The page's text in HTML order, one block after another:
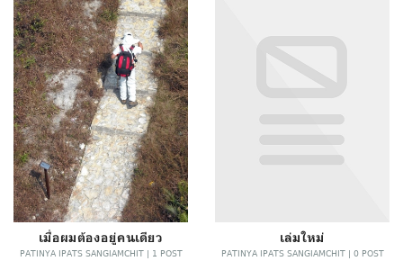
เมื่อผมต้องอยู่คนเดียว
PATINYA IPATS SANGIAMCHIT | 1 POST
เล่มใหม่
PATINYA IPATS SANGIAMCHIT | 0 POST